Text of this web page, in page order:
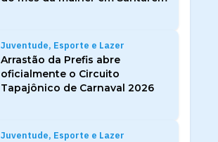
Juventude, Esporte e Lazer
Arrastão da Prefis abre
oficialmente o Circuito
Tapajônico de Carnaval 2026
Juventude, Esporte e Lazer